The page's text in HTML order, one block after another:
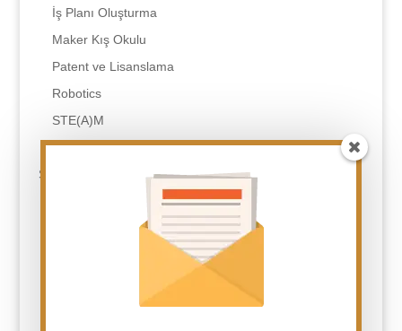
İş Planı Oluşturma
Maker Kış Okulu
Patent ve Lisanslama
Robotics
STE(A)M
Tasarım Odaklı Düşünme
SSS
Eğitim Çeşitleriniz Nelerdir?
Eğitimler Sonunda Neler Almış Olacağım?
Fark Yaratan Kimdir?
Fark Yaratan Neler Yapar?
Fark Yaratan Olmak Kişiye Ne Kazandırır?